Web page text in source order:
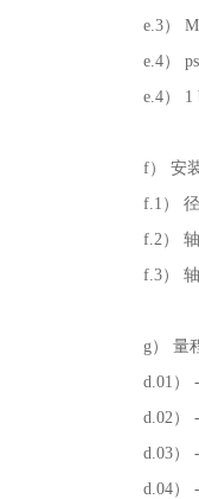
e.3）
e.4）
e.4） 1
f） 安
f.1）
f.2）
f.3）
g） 量
d.01）
d.02）
d.03）
d.04）